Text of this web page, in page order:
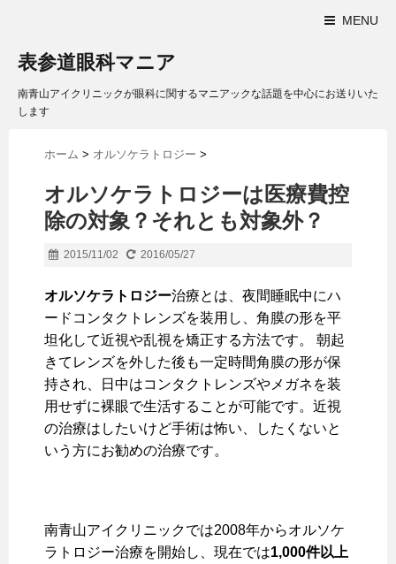
MENU
表参道眼科マニア
南青山アイクリニックが眼科に関するマニアックな話題を中心にお送りいた
します
ホーム > オルソケラトロジー >
オルソケラトロジーは医療費控
除の対象？それとも対象外？
2015/11/02 2016/05/27
オルソケラトロジー治療とは、夜間睡眠中にハ
ードコンタクトレンズを装用し、角膜の形を平
坦化して近視や乱視を矯正する方法です。 朝起
きてレンズを外した後も一定時間角膜の形が保
持され、日中はコンタクトレンズやメガネを装
用せずに裸眼で生活することが可能です。近視
の治療はしたいけど手術は怖い、したくないと
いう方にお勧めの治療です。
南青山アイクリニックでは2008年からオルソケ
ラトロジー治療を開始し、現在では1,000件以上